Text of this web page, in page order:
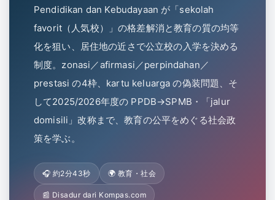
Pendidikan dan Kebudayaan が「sekolah
favorit（人気校）」の格差解消と教育の質の均等
化を狙い、居住地の近さで公立校の入学を決める
制度。zonasi／afirmasi／perpindahan／
prestasi の4枠、kartu keluarga の偽装問題、そ
して2025/2026年度の PPDB→SPMB・「jalur
domisili」改称まで、教育の公平をめぐる社会政
策を学ぶ。
🎧 約2分43秒 🌍 教育・社会
📰 Disadur dari Kompas.com